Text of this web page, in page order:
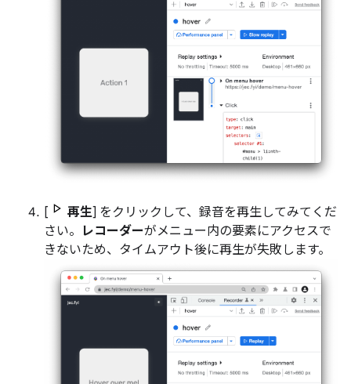
[ 再生] をクリックして、録音を再生してみてくだ
さい。
レコーダーがメニュー内の要素にアクセスで
きないため、タイムアウト後に再生が失敗します。